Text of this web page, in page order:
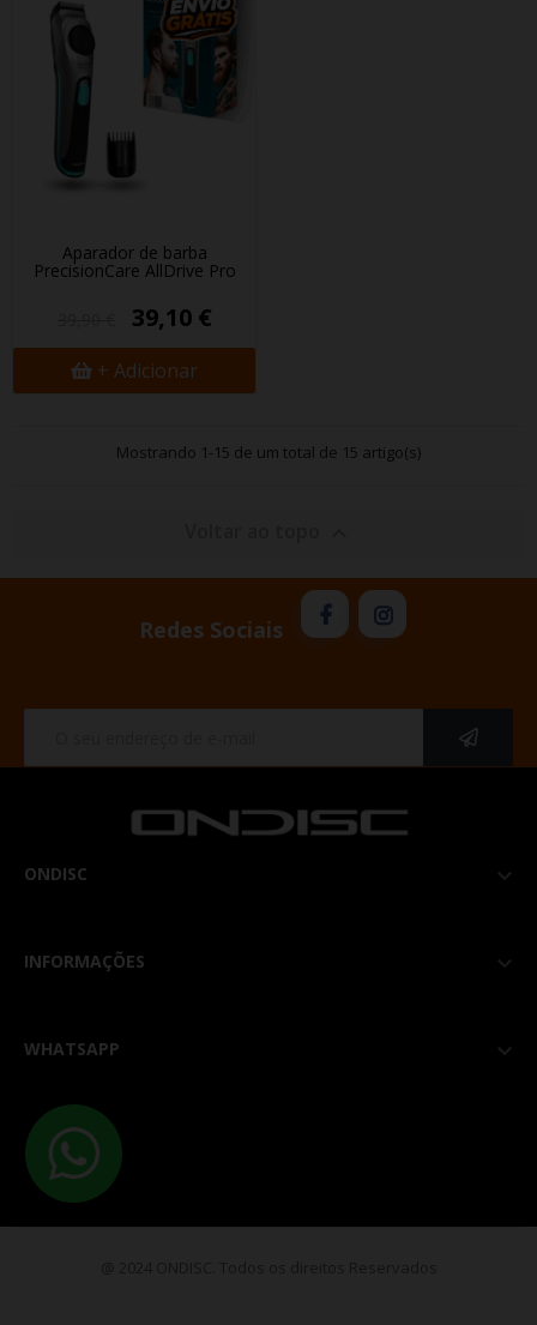
Aparador de barba
PrecisionCare AllDrive Pro
39,10 €
+ Adicionar
Mostrando 1-15 de um total de 15 artigo(s)
Redes Sociais
ONDISC 
INFORMAÇÕES 
WHATSAPP 